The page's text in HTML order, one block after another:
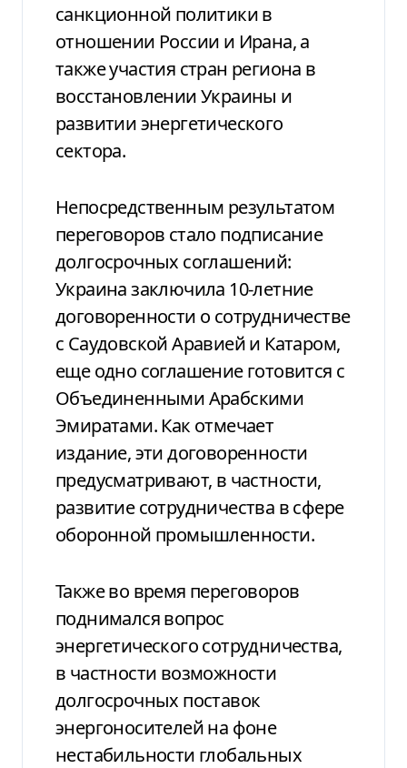
санкционной политики в
отношении России и Ирана, а
также участия стран региона в
восстановлении Украины и
развитии энергетического
сектора.
Непосредственным результатом
переговоров стало подписание
долгосрочных соглашений:
Украина заключила 10-летние
договоренности о сотрудничестве
с Саудовской Аравией и Катаром,
еще одно соглашение готовится с
Объединенными Арабскими
Эмиратами. Как отмечает
издание, эти договоренности
предусматривают, в частности,
развитие сотрудничества в сфере
оборонной промышленности.
Также во время переговоров
поднимался вопрос
энергетического сотрудничества,
в частности возможности
долгосрочных поставок
энергоносителей на фоне
нестабильности глобальных